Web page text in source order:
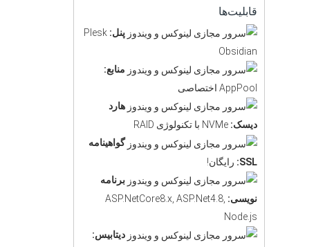
قابلیت‌ها
پنل: Plesk
Obsidian
منابع:
AppPool اختصاصی
هارد
دیسک:
گواهینامه
SSL: رایگان!
برنامه
نویسی: ASP.NetCore8.x, ASP.Net4.8,
Node.js
دیتابیس: